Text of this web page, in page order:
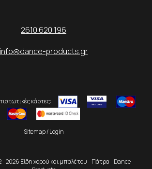
2610 620 196
info@dance-products.gr
κάρτες:
Sitemap/Login
2026 Είδη χορού και μπαλέτου - Πάτρα - Dance